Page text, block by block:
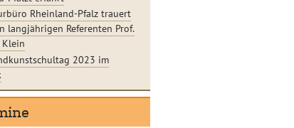
Rheinland-Pfalz trauert
langjährigen Referenten Prof.
Klein
2023 im